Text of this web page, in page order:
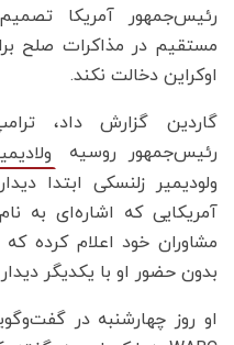
رئیس‌جمهور آمریکا
مستقیم در مذاکرات صلح
اوکراین دخالت نکند.
گاردین گزارش داد،
رئیس‌جمهور روسیه
ولودیمیر زلنسکی ابتدا
آمریکایی که اشاره‌ای به
مشاوران خود اعلام کرده
بدون حضور او با یکدیگر
او روز چهارشنبه در